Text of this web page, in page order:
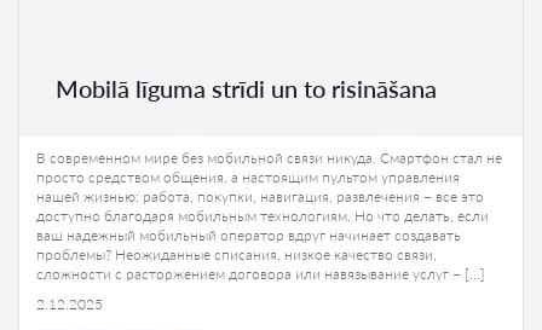
Mobilā līguma strīdi un to risināšana
В современном мире без мобильной связи никуда. Смартфон стал не
просто средством общения, а настоящим пультом управления
нашей жизнью: работа, покупки, навигация, развлечения – все это
доступно благодаря мобильным технологиям. Но что делать, если
ваш надежный мобильный оператор вдруг начинает создавать
проблемы? Неожиданные списания, низкое качество связи,
сложности с расторжением договора или навязывание услуг – […]
2.12.2025